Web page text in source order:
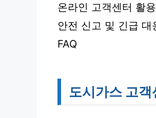
온라인 고객센터 활
안전 신고 및 긴급 대
FAQ
도시가스 고